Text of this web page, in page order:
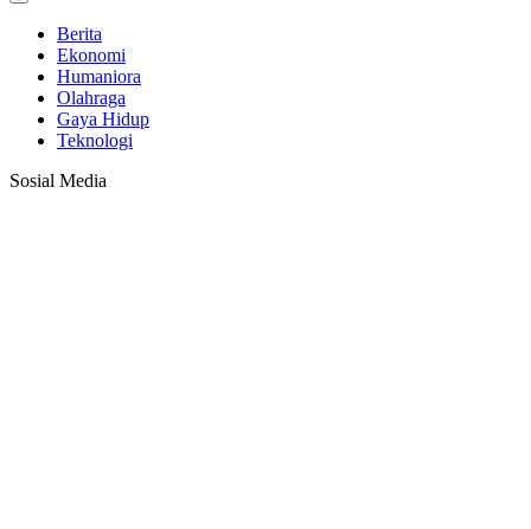
Berita
Ekonomi
Humaniora
Olahraga
Gaya Hidup
Teknologi
Sosial Media